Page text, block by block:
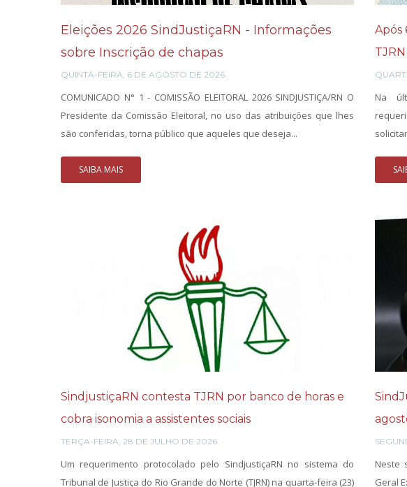
Eleições 2026 SindJustiçaRN - Informações
sobre Inscrição de chapas
QUINTA-FEIRA, 6 DE AGOSTO DE 2026.
COMUNICADO N° 1 - COMISSÃO ELEITORAL 2026 SINDJUSTIÇA/RN O
Presidente da Comissão Eleitoral, no uso das atribuições que lhes
são conferidas, torna público que aqueles que deseja...
SAIBA MAIS
Após
Na
SindjustiçaRN contesta TJRN por banco de horas e
cobra isonomia a assistentes sociais
TERÇA-FEIRA, 28 DE JULHO DE 2026.
Um requerimento protocolado pelo SindjustiçaRN no sistema do
Tribunal de Justiça do Rio Grande do Norte (TJRN) na quarta-feira (23)
Neste
Geral